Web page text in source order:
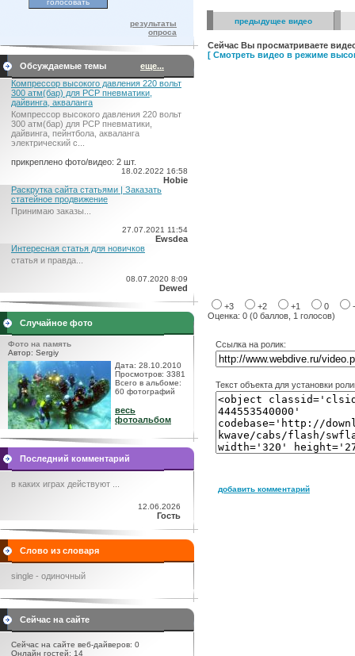
результаты
опроса
Обсуждаемые темы
еще...
Компрессор высокого давления 220 вольт
300 атм(бар) для PCP пневматики,
дайвинга, акваланга
Компрессор высокого давления 220 вольт
300 атм(бар) для PCP пневматики,
дайвинга, пейнтбола, акваланга
электрический c...
прикреплено фото/видео: 2 шт.
18.02.2022 16:58
Hobie
Раскрутка сайта статьями | Заказать
статейное продвижение
Принимаю заказы...
27.07.2021 11:54
Ewsdea
Интересная статья для новичков
статья и правда...
08.07.2020 8:09
Dewed
Случайное фото
Фото на память
Автор: Sergiy
Дата: 28.10.2010
Просмотров: 3381
Всего в альбоме:
60 фотографий
весь
фотоальбом
Последний комментарий
в каких играх действуют ...
12.06.2026
Гость
Слово из словаря
single - одиночный
Сейчас на сайте
Сейчас на сайте веб-дайверов: 0
Онлайн гостей: 14
предыдущее видео
Сейчас Вы просматриваете
[ Смотреть видео в режиме
+3 +2 +1 0
Оценка: 0 (0 баллов, 1 голосов)
Ссылка на ролик:
Текст объекта для установки
добавить комментарий